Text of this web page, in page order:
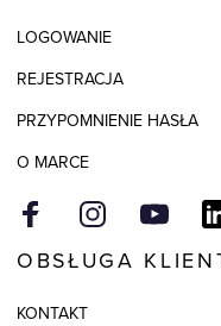
Skład tkaniny
Model
LOGOWANIE
REJESTRACJA
PRZYPOMNIENIE HASŁA
O MARCE
OBSŁUGA
KONTAKT